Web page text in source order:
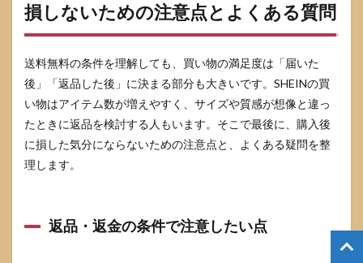
損しないための注意点とよくある質問
送料無料の条件を理解しても、買い物の満足度は「届いた
後」「返品した後」に決まる部分も大きいです。SHEINの買
い物はアイテム数が増えやすく、サイズや質感が想像と違っ
たときに返品を検討する人もいます。そこで最後に、購入後
に損した気分にならないための注意点と、よくある疑問を整
理します。
返品・返金の条件で注意したい点